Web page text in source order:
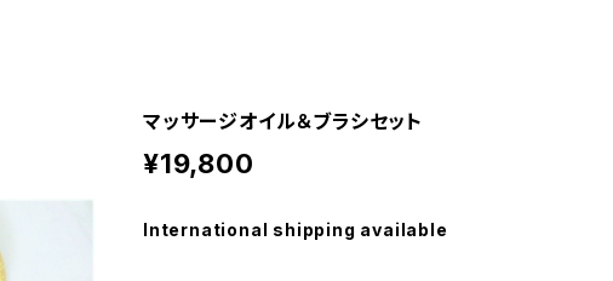
マッサージオイル＆ブラシセット
¥19,800
International shipping available